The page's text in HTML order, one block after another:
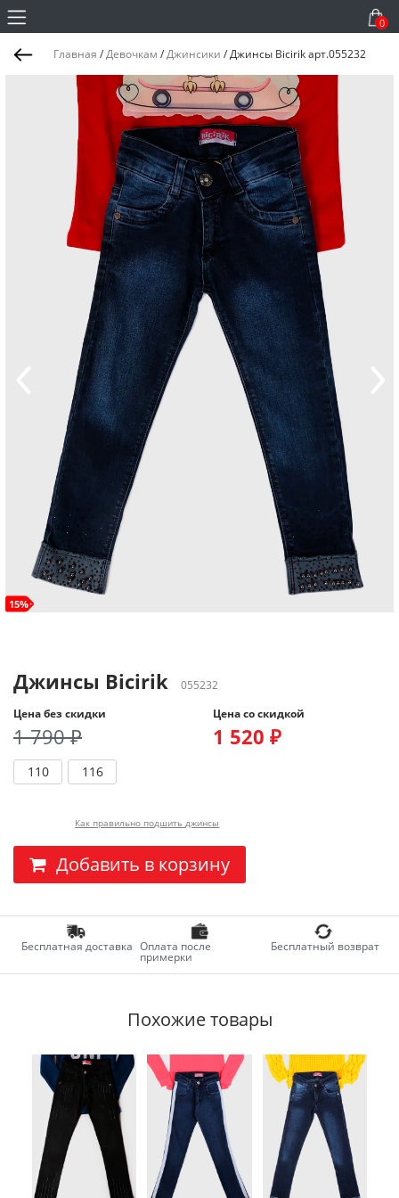
0
Главная /Девочкам /Джинсики /Джинсы Bicirik арт.055232
15%
Джинсы Bicirik
055232
Цена без скидки
1 790 ₽
Цена со скидкой
1 520 ₽
110 116
Как правильно подшить джинсы
Добавить в корзину
Бесплатная доставка Оплата после
примерки
Бесплатный возврат
Похожие товары